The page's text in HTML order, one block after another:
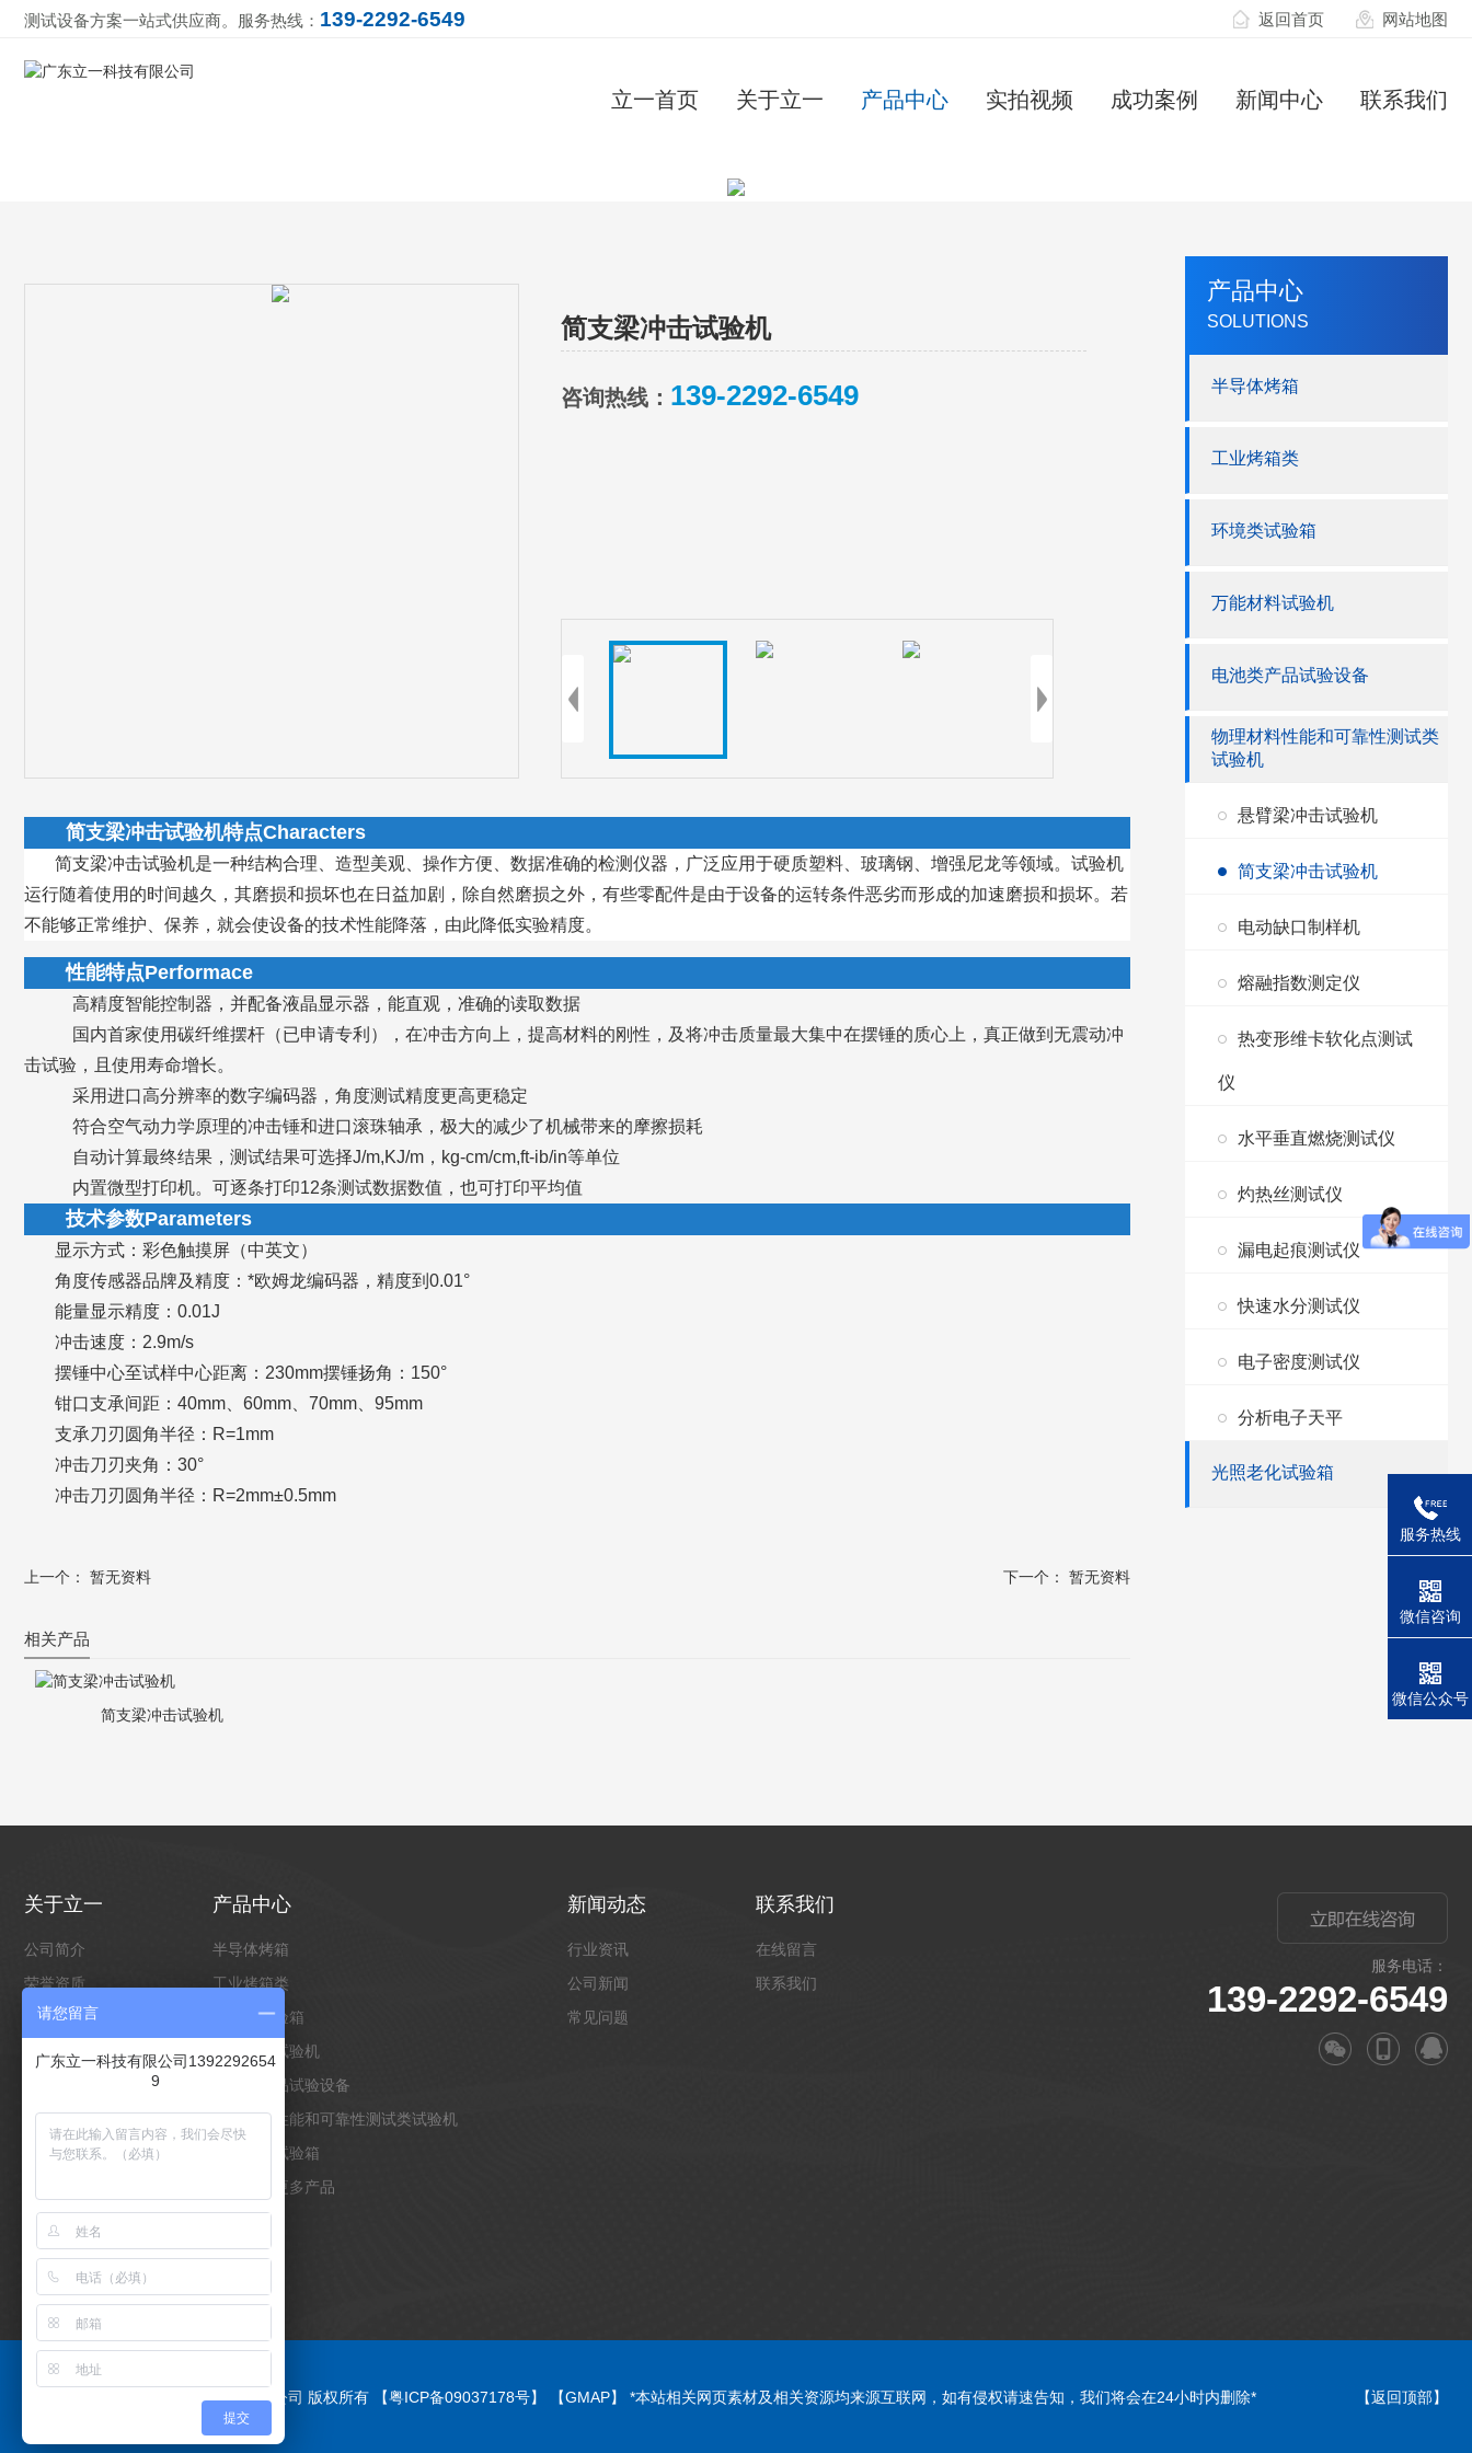
测试设备方案一站式供应商。服务热线： 139-2292-6549 返回首页 网站地图
立一首页 关于立一 产品中心 实拍视频 成功案例 新闻中心 联系我们
产品中心
SOLUTIONS
半导体烤箱
工业烤箱类
环境类试验箱
万能材料试验机
电池类产品试验设备
物理材料性能和可靠性测试类
试验机
悬臂梁冲击试验机
简支梁冲击试验机
电动缺口制样机
熔融指数测定仪
热变形维卡软化点测试
仪
水平垂直燃烧测试仪
灼热丝测试仪
漏电起痕测试仪
快速水分测试仪
电子密度测试仪
分析电子天平
光照老化试验箱
简支梁冲击试验机
咨询热线： 139-2292-6549
简支梁冲击试验机特点Characters
简支梁冲击试验机是一种结构合理、造型美观、操作方便、数据准确的检测仪器，广泛应用于硬质塑料、玻璃钢、增强尼龙等领域。试验机
运行随着使用的时间越久，其磨损和损坏也在日益加剧，除自然磨损之外，有些零配件是由于设备的运转条件恶劣而形成的加速磨损和损坏。若
不能够正常维护、保养，就会使设备的技术性能降落，由此降低实验精度。
性能特点Performace
高精度智能控制器，并配备液晶显示器，能直观，准确的读取数据
国内首家使用碳纤维摆杆（已申请专利），在冲击方向上，提高材料的刚性，及将冲击质量最大集中在摆锤的质心上，真正做到无震动冲
击试验，且使用寿命增长。
采用进口高分辨率的数字编码器，角度测试精度更高更稳定
符合空气动力学原理的冲击锤和进口滚珠轴承，极大的减少了机械带来的摩擦损耗
自动计算最终结果，测试结果可选择J/m,KJ/m，kg-cm/cm,ft-ib/in等单位
内置微型打印机。可逐条打印12条测试数据数值，也可打印平均值
技术参数Parameters
显示方式：彩色触摸屏（中英文）
角度传感器品牌及精度：*欧姆龙编码器，精度到0.01°
能量显示精度：0.01J
冲击速度：2.9m/s
摆锤中心至试样中心距离：230mm摆锤扬角：150°
钳口支承间距：40mm、60mm、70mm、95mm
支承刀刃圆角半径：R=1mm
冲击刀刃夹角：30°
冲击刀刃圆角半径：R=2mm±0.5mm
上一个： 暂无资料 下一个： 暂无资料
相关产品
简支梁冲击试验机
服务电话：
139-2292-6549
关于立一
公司简介
荣誉资质
企业形象
合作客户
非标定制
产品中心
半导体烤箱
工业烤箱类
环境类试验箱
万能材料试验机
电池类产品试验设备
物理材料性能和可靠性测试类试验机
光照老化试验箱
点击查看更多产品
新闻动态
行业资讯
公司新闻
常见问题
联系我们
在线留言
联系我们
Copyright © 2021 广东立一科技有限公司 版权所有 【粤ICP备09037178号】 【GMAP】 *本站相关网页素材及相关资源均来源互联网，如有侵权请速告知，我们将会在24小时内删除* 【返回顶部】
服务热线
微信咨询
微信公众号
请您留言
广东立一科技有限公司1392292654
9
提交